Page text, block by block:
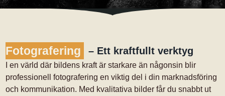
Fotografering – Ett kraftfullt verktyg
I en värld där bildens kraft är starkare än någonsin blir
professionell fotografering en viktig del i din marknadsföring
och kommunikation. Med kvalitativa bilder får du snabbt ut